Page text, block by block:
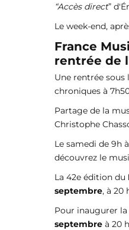
“Accès direct”
Le week-end,
France
rentrée de
Une rentrée sous
chroniques à
Partage de la
Christophe
Le samedi de 9h
découvrez le
La 42e édition du
septembre, à 20
Pour inaugurer la
septembre à 20